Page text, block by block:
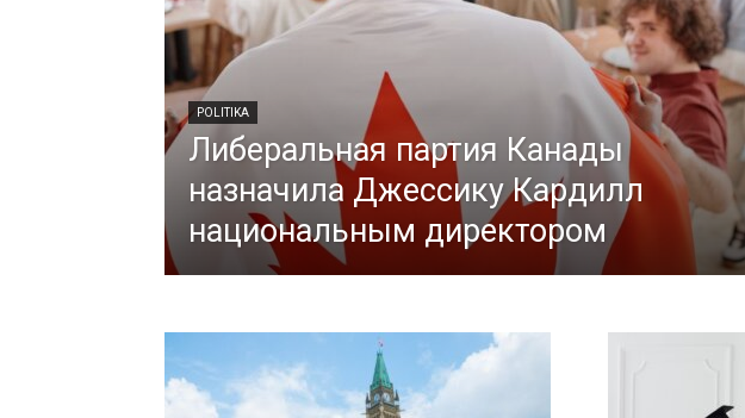
POLITIKA
Либеральная партия Канады
назначила Джессику Кардилл
национальным директором